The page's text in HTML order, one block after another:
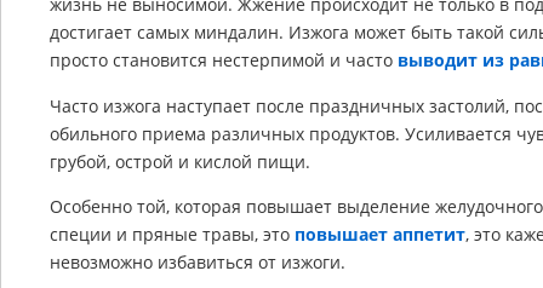
жизнь не выносимой. Жжение происходит не только в
достигает самых миндалин. Изжога может быть такой
просто становится нестерпимой и часто выводит из
Часто изжога наступает после праздничных застолий,
обильного приема различных продуктов. Усиливается
грубой, острой и кислой пищи.
Особенно той, которая повышает выделение
специи и пряные травы, это повышает аппетит, это
невозможно избавиться от изжоги.